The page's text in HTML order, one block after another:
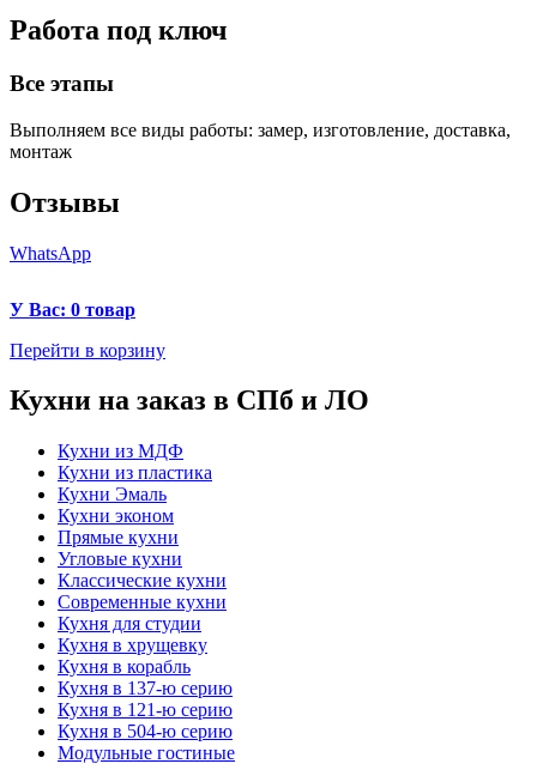
Работа под ключ
Все этапы
Выполняем все виды работы: замер, изготовление, доставка,
монтаж
Отзывы
WhatsApp
У Вас: 0 товар
Перейти в корзину
Кухни на заказ в СПб и ЛО
Кухни из МДФ
Кухни из пластика
Кухни Эмаль
Кухни эконом
Прямые кухни
Угловые кухни
Классические кухни
Современные кухни
Кухня для студии
Кухня в хрущевку
Кухня в корабль
Кухня в 137-ю серию
Кухня в 121-ю серию
Кухня в 504-ю серию
Модульные гостиные